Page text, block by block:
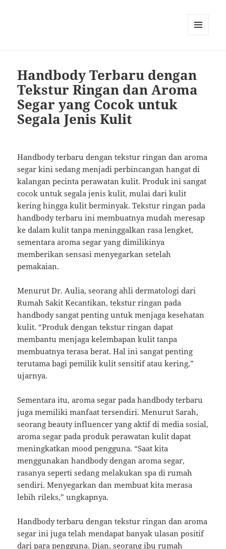
Handbody Terbaru dengan
Tekstur Ringan dan Aroma
Segar yang Cocok untuk
Segala Jenis Kulit
Handbody terbaru dengan tekstur ringan dan aroma
segar kini sedang menjadi perbincangan hangat di
kalangan pecinta perawatan kulit. Produk ini sangat
cocok untuk segala jenis kulit, mulai dari kulit
kering hingga kulit berminyak. Tekstur ringan pada
handbody terbaru ini membuatnya mudah meresap
ke dalam kulit tanpa meninggalkan rasa lengket,
sementara aroma segar yang dimilikinya
memberikan sensasi menyegarkan setelah
pemakaian.
Menurut Dr. Aulia, seorang ahli dermatologi dari
Rumah Sakit Kecantikan, tekstur ringan pada
handbody sangat penting untuk menjaga kesehatan
kulit. “Produk dengan tekstur ringan dapat
membantu menjaga kelembapan kulit tanpa
membuatnya terasa berat. Hal ini sangat penting
terutama bagi pemilik kulit sensitif atau kering,”
ujarnya.
Sementara itu, aroma segar pada handbody terbaru
juga memiliki manfaat tersendiri. Menurut Sarah,
seorang beauty influencer yang aktif di media sosial,
aroma segar pada produk perawatan kulit dapat
meningkatkan mood pengguna. “Saat kita
menggunakan handbody dengan aroma segar,
rasanya seperti sedang melakukan spa di rumah
sendiri. Menyegarkan dan membuat kita merasa
lebih rileks,” ungkapnya.
Handbody terbaru dengan tekstur ringan dan aroma
segar ini juga telah mendapat banyak ulasan positif
dari para pengguna. Dian, seorang ibu rumah